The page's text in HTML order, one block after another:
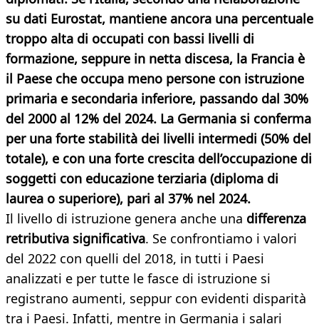
su dati Eurostat, mantiene ancora una percentuale
troppo alta di occupati con bassi livelli di
formazione, seppure in netta discesa, la Francia è
il Paese che occupa meno persone con istruzione
primaria e secondaria inferiore, passando dal 30%
del 2000 al 12% del 2024. La Germania si conferma
per una forte stabilità dei livelli intermedi (50% del
totale), e con una forte crescita dell’occupazione di
soggetti con educazione terziaria (diploma di
laurea o superiore), pari al 37% nel 2024.
Il livello di istruzione genera anche una differenza
retributiva significativa. Se confrontiamo i valori
del 2022 con quelli del 2018, in tutti i Paesi
analizzati e per tutte le fasce di istruzione si
registrano aumenti, seppur con evidenti disparità
tra i Paesi. Infatti, mentre in Germania i salari